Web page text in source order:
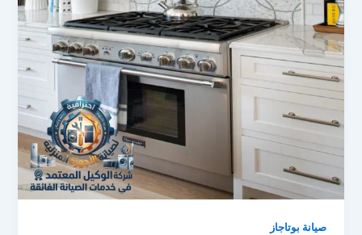
صيانة بوتاجاز